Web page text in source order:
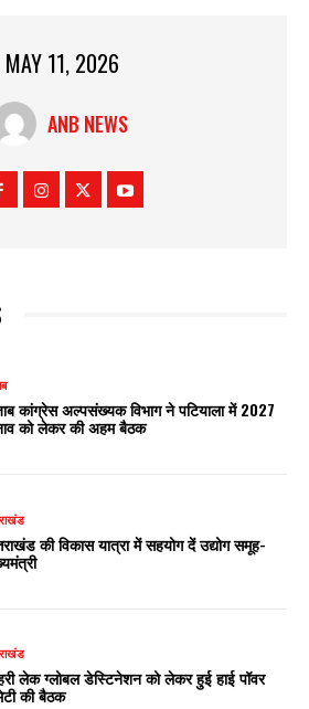
MAY 11, 2026
ANB NEWS
कांग्रेस अल्पसंख्यक विभाग ने पटियाला में 2027
को लेकर की अहम बैठक
की विकास यात्रा में सहयोग दें उद्योग समूह-
लेक ग्लोबल डेस्टिनेशन को लेकर हुई हाई पॉवर
की बैठक